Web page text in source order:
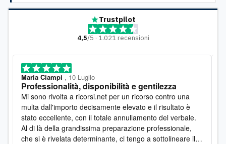
Trustpilot
4,5/5 · 1.021 recensioni
Maria Ciampi , 10 Luglio
Professionalità, disponibilità e gentilezza
Mi sono rivolta a ricorsi.net per un ricorso contro una
multa dall'importo decisamente elevato e il risultato è
stato eccellente, con il totale annullamento del verbale.
Al di là della grandissima preparazione professionale,
che si è rivelata determinante, ci tengo a sottolineare il